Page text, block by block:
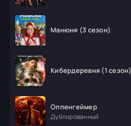
Манюня (3 сезон)
Кибердеревня (1 сезон)
Оппенгеймер
Дублированный